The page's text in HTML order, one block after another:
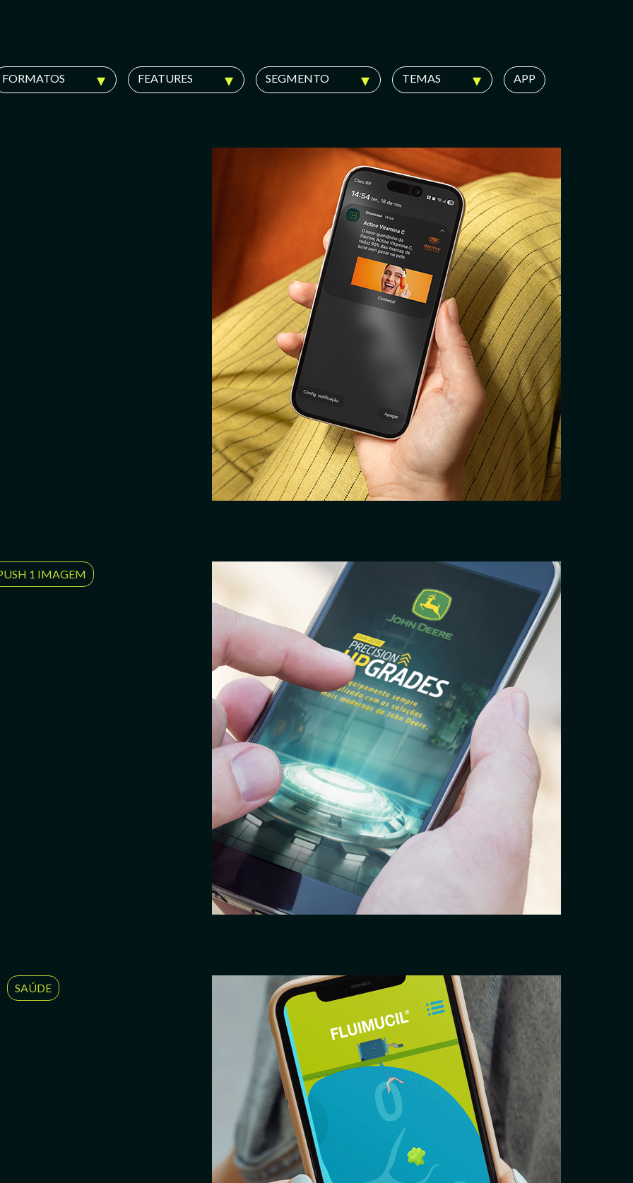
FORMATOS FEATURES SEGMENTO TEMAS APP
1 IMAGEM
SAÚDE